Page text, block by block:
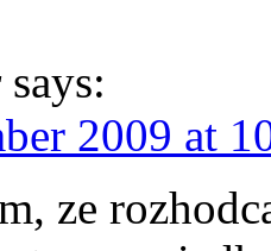
says:
2009 at
ze